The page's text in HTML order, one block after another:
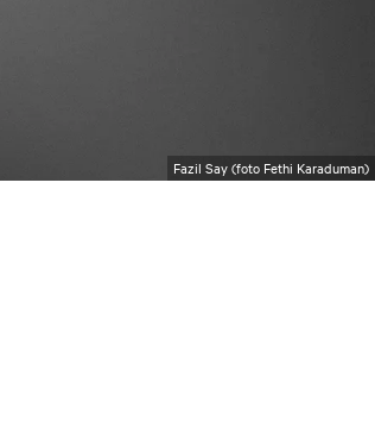
Fazil Say (foto Fethi Karaduman)